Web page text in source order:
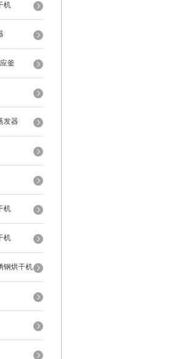
机
釜
发器
机
机
钢烘干机